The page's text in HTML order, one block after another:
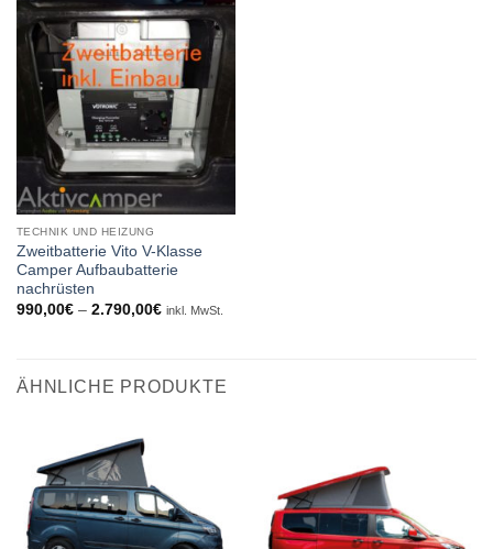
TECHNIK UND HEIZUNG
Zweitbatterie Vito V-Klasse
Camper Aufbaubatterie
nachrüsten
990,00€ – 2.790,00€Preisspanne:
inkl. MwSt.
ÄHNLICHE PRODUKTE